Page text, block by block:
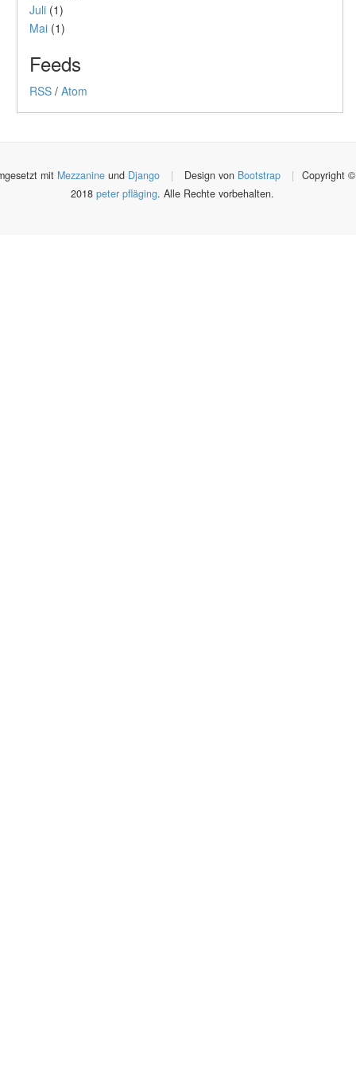
Juli (1)
Mai (1)
Feeds
RSS / Atom
mit Mezzanineund Django | Design von Bootstrap |
Copyright ©
2018 peter pfläging. Alle Rechte vorbehalten.